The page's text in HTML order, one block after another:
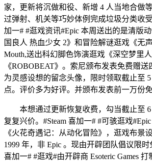
家，更新将沉做和役、新增 4 人当地合做
过弹射、机关等巧妙体例完成垃圾分类收
加一# #逛戏资讯#Epic 本周送出的是清版
国良人 热血少女 2》和冒险解谜逛戏《无
Mouth,送出科幻脚色饰演逛戏《深空梦里
《ROBOBEAT》。索尼颁布发表免费赠
为灵感设想的留念头像，限时领取截止至
点。评价多为好评。并颁布发表前一万份免
本想通过更新恢复收费，勾当截止至 6
复复兴价。#Steam 喜加一# #可骇逛戏
《火花奇遇记：从动化冒险》，逛戏布景
1999 年，非 Epic 。现由开辟团队倡议限时
喜加一# #逛戏#由开辟商 Esoteric Games